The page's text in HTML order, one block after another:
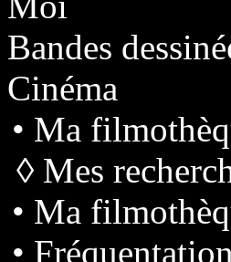
Bandes
Cinéma
• Ma
◊ Mes
• Ma
•